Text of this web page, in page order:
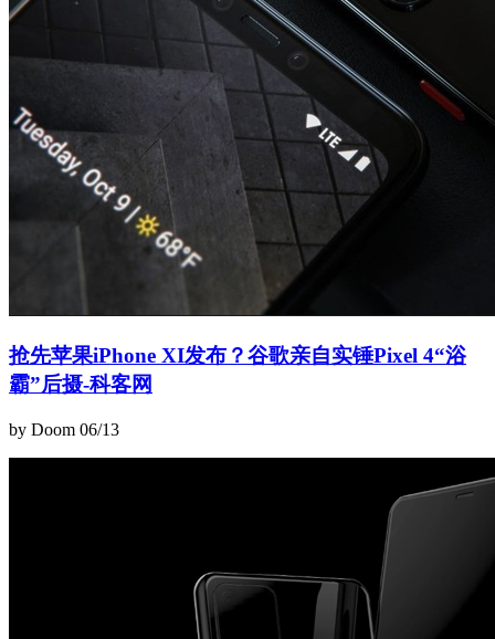
抢先苹果iPhone XI发布？谷歌亲自实锤Pixel 4“浴
霸”后摄-科客网
by Doom 06/13